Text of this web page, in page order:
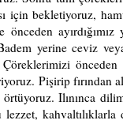
için bekletiyoruz,
ayırdığımız
yerine ceviz
önceden
Pişirip fırından
Ilınınca
kahvaltılıklarla